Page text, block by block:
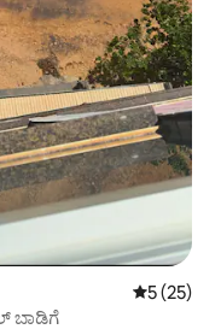
5 ರಲ್ಲಿ 5
5 (25)
ಬಾಡಿಗೆ